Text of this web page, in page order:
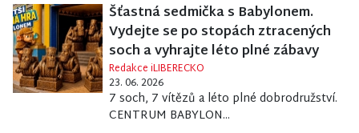
Šťastná sedmička s Babylonem.
Vydejte se po stopách ztracených
soch a vyhrajte léto plné zábavy
Redakce iLIBERECKO
23. 06. 2026
7 soch, 7 vítězů a léto plné dobrodružství.
CENTRUM BABYLON...